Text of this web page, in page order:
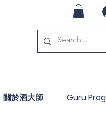
關於酒大師 Guru